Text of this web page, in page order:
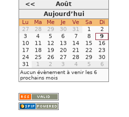
<<
Août
Aujourd’hui
Lu Ma Me Je Ve Sa
Di
27
28 29 30 31 1
2
3
4 5 6 7 8
9
10
11 12 13 14 15
16
17
18 19 20 21 22
23
24
25 26 27 28 29
30
31
1 2 3 4 5 6
Aucun évènement à venir les 6
prochains mois